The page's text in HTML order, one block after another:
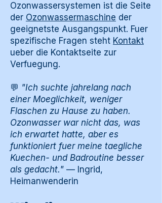
Ozonwassersystemen ist die Seite
der Ozonwassermaschine der
geeignetste Ausgangspunkt. Fuer
spezifische Fragen steht Kontakt
ueber die Kontaktseite zur
Verfuegung.
💬 "Ich suchte jahrelang nach
einer Moeglichkeit, weniger
Flaschen zu Hause zu haben.
Ozonwasser war nicht das, was
ich erwartet hatte, aber es
funktioniert fuer meine taegliche
Kuechen- und Badroutine besser
als gedacht." — Ingrid,
Heimanwenderin